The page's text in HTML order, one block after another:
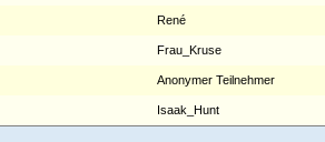
René
Frau_Kruse
Anonymer Teilnehmer
Isaak_Hunt